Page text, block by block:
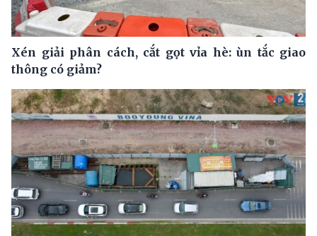
Xén giải phân cách, cắt gọt vỉa hè: ùn tắc giao
thông có giảm?